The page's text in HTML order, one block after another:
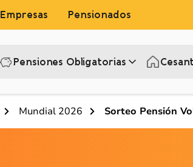
Empresas Pensionados
Pensiones Obligatorias
Mundial 2026 Sorteo Pensión